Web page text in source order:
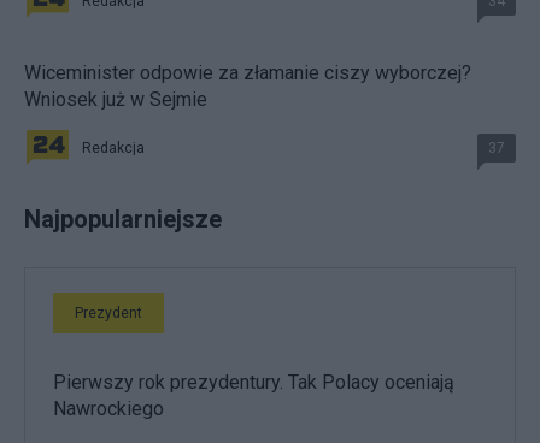
Wiceminister odpowie za złamanie ciszy wyborczej?
Wniosek już w Sejmie
Redakcja 37
Najpopularniejsze
Prezydent
Pierwszy rok prezydentury. Tak Polacy oceniają
Nawrockiego